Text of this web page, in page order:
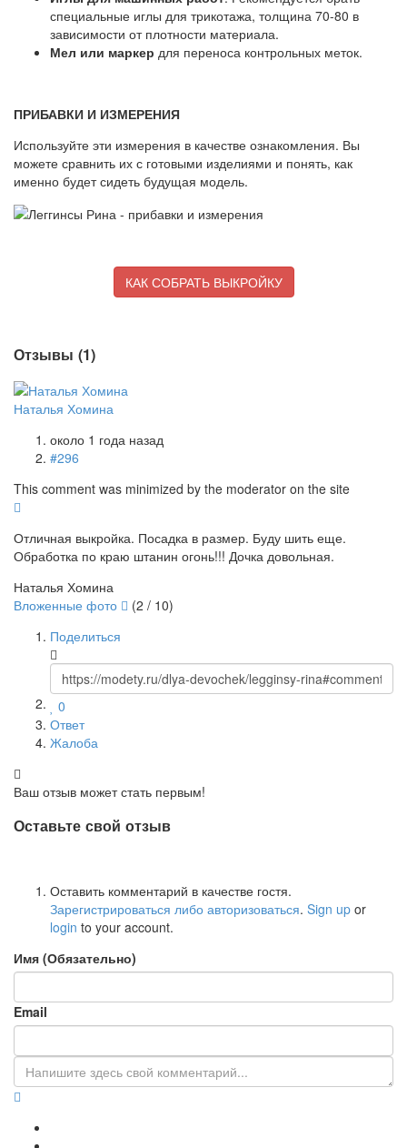
специальные иглы для трикотажа, толщина 70-80 в
зависимости от плотности материала.
Мел или маркер для переноса контрольных меток.
ПРИБАВКИ И ИЗМЕРЕНИЯ
Используйте эти измерения в качестве ознакомления. Вы
можете сравнить их с готовыми изделиями и понять, как
именно будет сидеть будущая модель.
КАК СОБРАТЬ ВЫКРОЙКУ
Отзывы (1)
Наталья Хомина
около 1 года назад
#296
This comment was minimized by the moderator on the site
Отличная выкройка. Посадка в размер. Буду шить еще.
Обработка по краю штанин огонь!!! Дочка довольная.
Наталья Хомина
Вложенные фото
(2 / 10)
Поделиться
0
Ответ
Жалоба
Ваш отзыв может стать первым!
Оставьте свой отзыв
Оставить комментарий в качестве гостя.
Зарегистрироваться либо авторизоваться. Sign up or
login to your account.
Имя (Обязательно)
Email